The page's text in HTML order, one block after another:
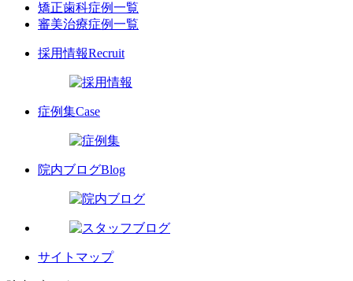
矯正歯科症例一覧
審美治療症例一覧
採用情報Recruit
症例集Case
院内ブログBlog
サイトマップ